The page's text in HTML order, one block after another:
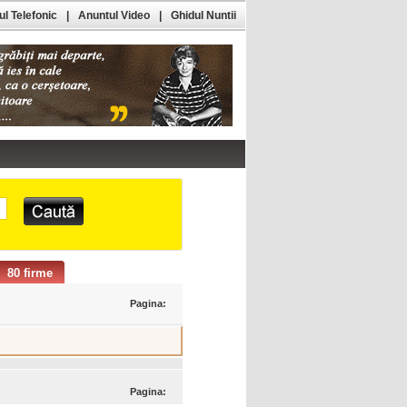
80 firme
Pagina:
Pagina:
Telefonic Anuntul Video Ghidul Nuntii